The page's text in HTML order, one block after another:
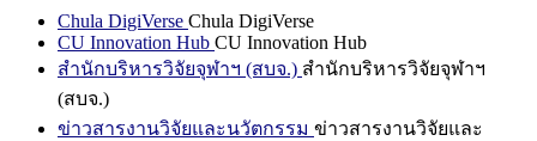
Chula DigiVerse Chula DigiVerse
CU Innovation Hub CU Innovation Hub
สำนักบริหารวิจัยจุฬาฯ (สบจ.) สำนักบริหารวิจัยจุฬาฯ
(สบจ.)
ข่าวสารงานวิจัยและนวัตกรรม ข่าวสารงานวิจัยและ